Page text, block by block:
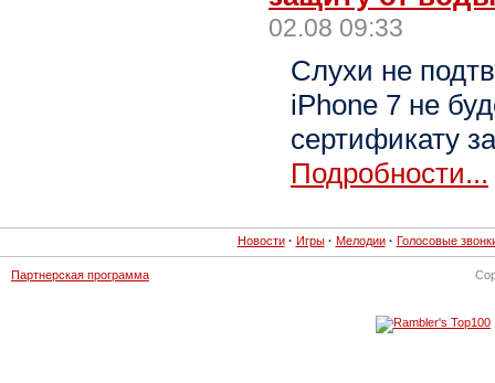
02.08 09:33
Слухи не
iPhone 7 не
сертификату
Подробности...
Новости · Игры · Мелодии · Голосовые
Партнерская программа